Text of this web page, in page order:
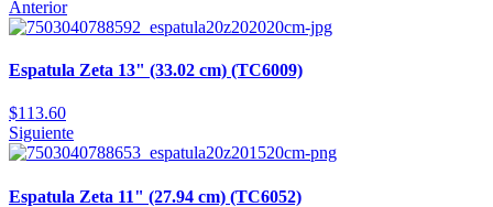
Anterior
Espatula Zeta 13" (33.02 cm) (TC6009)
$113.60
Siguiente
Espatula Zeta 11" (27.94 cm) (TC6052)